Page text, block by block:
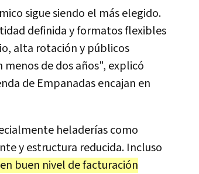
sigue siendo el más elegido.
definida y formatos flexibles
alta rotación y públicos
de dos años", explicó
de Empanadas encajan en
heladerías como
y estructura reducida. Incluso
buen nivel de facturación